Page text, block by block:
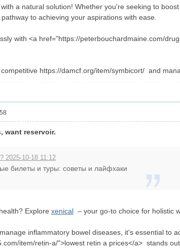
a natural solution! Whether you're seeking to
to achieving your aspirations with ease.
with <a href="https://peterbouchardmaine.com/
https://damcf.org/item/symbicort/ and
want reservoir.
2025-10-18 11:12
билеты и туры: советы и лайфхаки
Explore xenical – your go-to choice for holistic
inflammatory bowel diseases, it's essential to
item/retin-a/">lowest retin a prices</a> stands